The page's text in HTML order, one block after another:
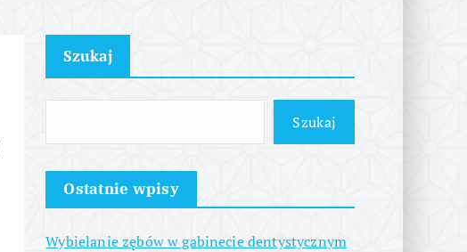
Szukaj
Szukaj
Ostatnie wpisy
Wybielanie zębów w gabinecie dentystycznym